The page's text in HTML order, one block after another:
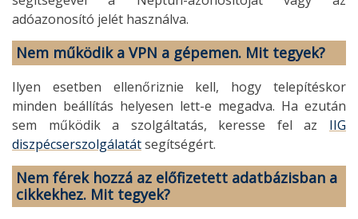
adóazonosító jelét használva.
Nem működik a VPN a gépemen. Mit tegyek?
Ilyen esetben ellenőriznie kell, hogy telepítéskor
minden beállítás helyesen lett-e megadva. Ha ezután
sem működik a szolgáltatás, keresse fel az IIG
diszpécserszolgálatátsegítségért.
Nem férek hozzá az előfizetett adatbázisban a
cikkekhez. Mit tegyek?